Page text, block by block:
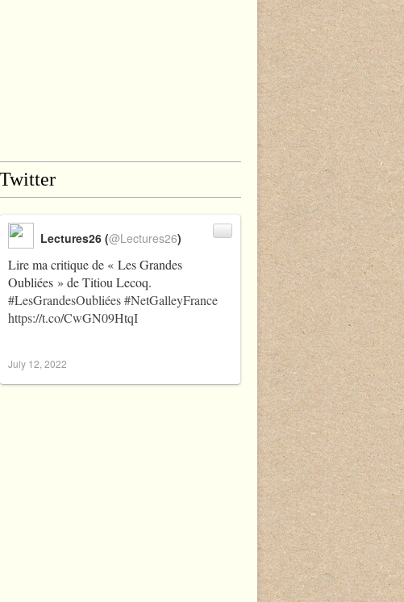
Twitter
Lire ma critique de « Les Grandes
Oubliées » de Titiou Lecoq.
#LesGrandesOubliées#NetGalleyFrance
https://t.co/CwGN09HtqI
Lectures26 (@Lectures26)
July 12, 2022